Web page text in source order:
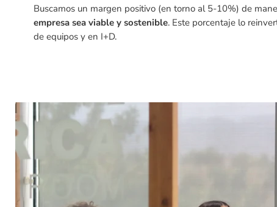
Buscamos un margen positivo (en torno al 5-10%) de
empresa sea viable y sostenible. Este porcentaje lo
de equipos y en I+D.